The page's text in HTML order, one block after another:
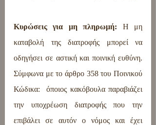
Κυρώσεις για μη πληρωμή: Η μη
καταβολή της διατροφής μπορεί να
οδηγήσει σε αστική και ποινική ευθύνη.
Σύμφωνα με το άρθρο 358 του Ποινικού
Κώδικα:  όποιος κακόβουλα παραβιάζει
την υποχρέωση διατροφής που την
επιβάλει σε αυτόν ο νόμος και έχει